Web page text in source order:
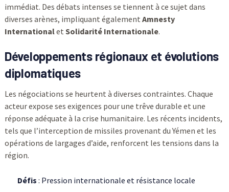
immédiat. Des débats intenses se tiennent à ce sujet dans
diverses arènes, impliquant également Amnesty
Internationalet Solidarité Internationale.
Développements régionaux et évolutions
diplomatiques
Les négociations se heurtent à diverses contraintes. Chaque
acteur expose ses exigences pour une trêve durable et une
réponse adéquate à la crise humanitaire. Les récents incidents,
tels que l’interception de missiles provenant du Yémen et les
opérations de largages d’aide, renforcent les tensions dans la
région.
Défis : Pression internationale et résistance locale